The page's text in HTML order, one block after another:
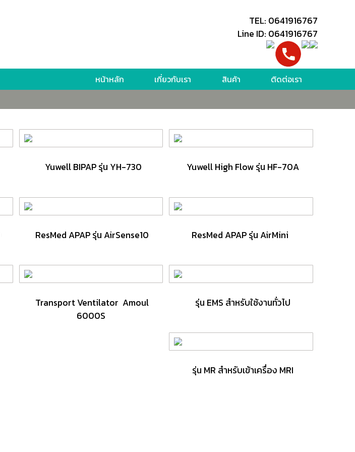
TEL: 0641916767
Line ID: 0641916767
หน้าหลัก เกี่ยวกับเรา สินค้า ติดต่อเรา
Yuwell BIPAP รุ่น YH-730 Yuwell High Flow รุ่น HF-70A
ResMed APAP รุ่น AirSense10 ResMed APAP รุ่น AirMini
Transport Ventilator Amoul
6000S
รุ่น EMS สำหรับใช้งานทั่วไป
รุ่น MR สำหรับเข้าเครื่อง MRI